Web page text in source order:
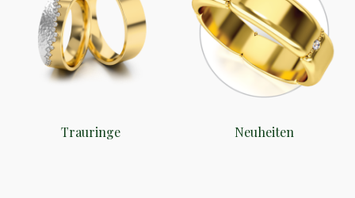
Trauringe Neuheiten